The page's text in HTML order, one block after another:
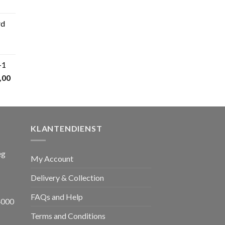
599,00.
Huidige
€ 1.650,00.
KLANTENDIENST
My Account
Delivery & Collection
FAQs and Help
Terms and Conditions